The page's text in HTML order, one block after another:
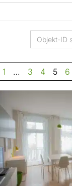
1 … 3 4 5 6